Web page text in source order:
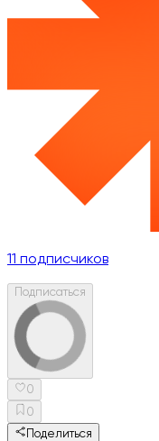
11 подписчиков
Подписаться
0
0
Поделиться